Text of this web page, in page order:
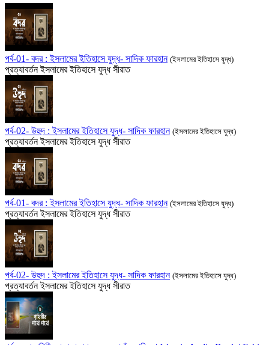
পর্ব-01- বদর : ইসলামের ইতিহাসে যুদ্ধ- সাদিক ফারহান (ইসলামের ইতিহাসে যুদ্ধ)
প্রত্যাবর্তন ইসলামের ইতিহাসে যুদ্ধ সীরাত
পর্ব-02- উহুদ : ইসলামের ইতিহাসে যুদ্ধ- সাদিক ফারহান (ইসলামের ইতিহাসে যুদ্ধ)
প্রত্যাবর্তন ইসলামের ইতিহাসে যুদ্ধ সীরাত
পর্ব-01- বদর : ইসলামের ইতিহাসে যুদ্ধ- সাদিক ফারহান (ইসলামের ইতিহাসে যুদ্ধ)
প্রত্যাবর্তন ইসলামের ইতিহাসে যুদ্ধ সীরাত
পর্ব-02- উহুদ : ইসলামের ইতিহাসে যুদ্ধ- সাদিক ফারহান (ইসলামের ইতিহাসে যুদ্ধ)
প্রত্যাবর্তন ইসলামের ইতিহাসে যুদ্ধ সীরাত